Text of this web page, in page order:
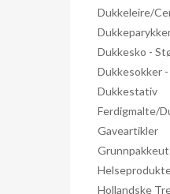
Dukkeleire/
Dukkesko -
Dukkesokker
Dukkestativ
Ferdigmalte/
Gaveartikler
Hollandske